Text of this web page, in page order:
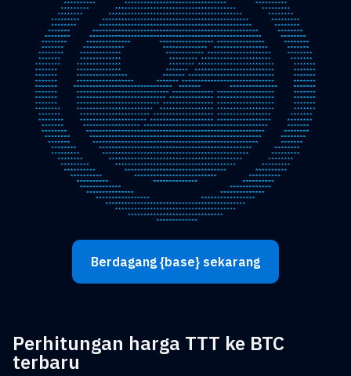
Berdagang {base} sekarang
Perhitungan harga TTT ke BTC
terbaru